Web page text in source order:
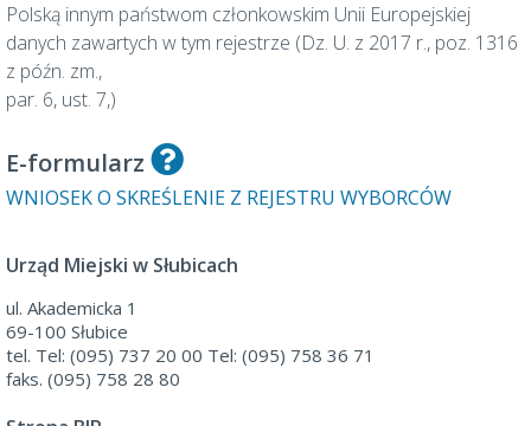
Polską innym państwom członkowskim Unii Europejskiej
danych zawartych w tym rejestrze (Dz. U. z 2017 r., poz. 1316
z późn. zm.,
par. 6, ust. 7,)
E-formularz
WNIOSEK O SKREŚLENIE Z REJESTRU WYBORCÓW
Urząd Miejski w Słubicach
ul. Akademicka 1
69-100 Słubice
tel. Tel: (095) 737 20 00 Tel: (095) 758 36 71
faks. (095) 758 28 80